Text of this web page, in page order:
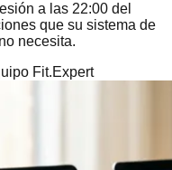
a las 22:00 del
que su sistema de
necesita.
Fit.Expert